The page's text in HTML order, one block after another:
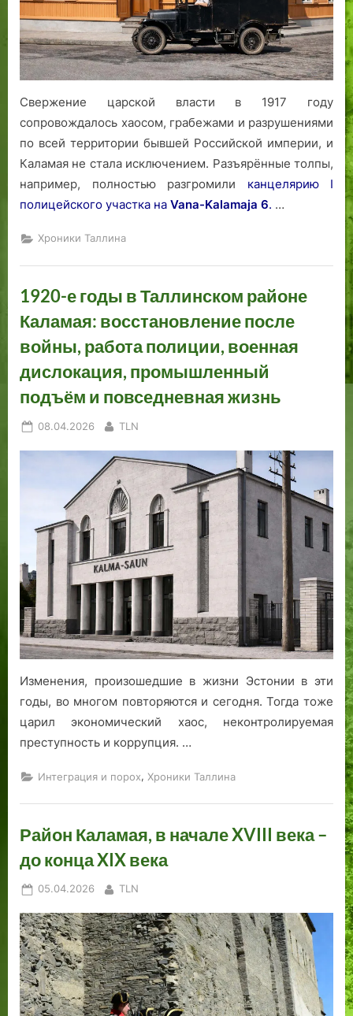
Свержение царской власти в 1917 году
сопровождалось хаосом, грабежами и разрушениями
по всей территории бывшей Российской империи, и
Каламая не стала исключением. Разъярённые толпы,
например, полностью разгромили канцелярию I
полицейского участка на Vana-Kalamaja 6. …
Хроники Таллина
1920-е годы в Таллинском районе
Каламая: восстановление после
войны, работа полиции, военная
дислокация, промышленный
подъём и повседневная жизнь
Posted
08.04.2026 By
TLN
Изменения, произошедшие в жизни Эстонии в эти
годы, во многом повторяются и сегодня. Тогда тоже
царил экономический хаос, неконтролируемая
преступность и коррупция. …
Интеграция и порох, Хроники Таллина
Район Каламая, в начале XVIII века –
до конца XIX века
Posted
05.04.2026 By
TLN